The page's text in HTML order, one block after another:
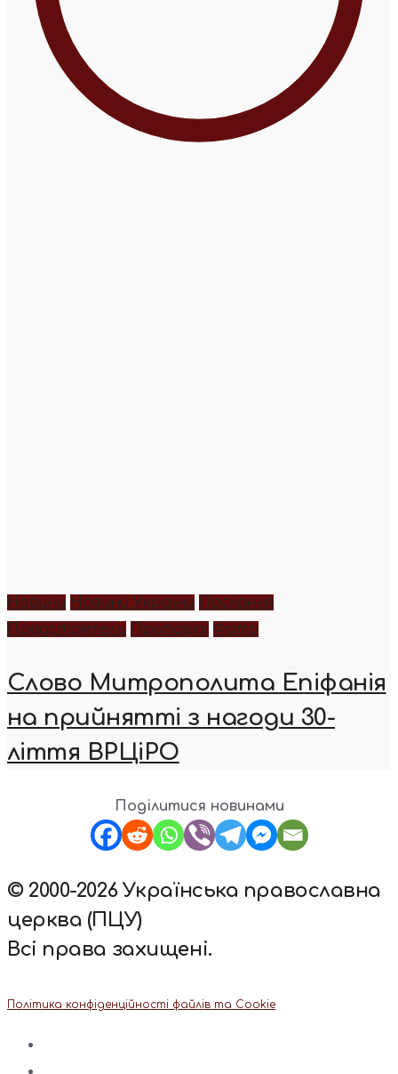
Новини Новини України
Послання
Предстоятель
Проповіді Фото
Слово Митрополита Епіфанія
на прийнятті з нагоди 30-
ліття ВРЦіРО
Поділитися новинами
© 2000-2026 Українська православна
церква (ПЦУ)
Всі права захищені.
Політика конфіденційності файлів та Cookie